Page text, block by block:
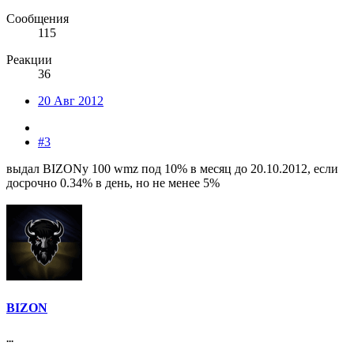
Сообщения
115
Реакции
36
20 Авг 2012
#3
выдал BIZONу 100 wmz под 10% в месяц до 20.10.2012, если
досрочно 0.34% в день, но не менее 5%
BIZON
...